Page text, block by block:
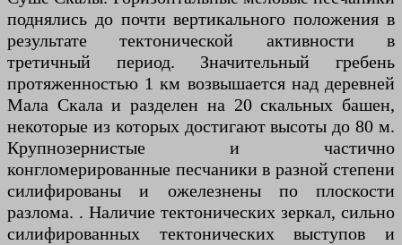
поднялись до почти вертикального положения в
результате тектонической активности в
третичный период. Значительный гребень
протяженностью 1 км возвышается над деревней
Мала Скала и разделен на 20 скальных башен,
некоторые из которых достигают высоты до 80 м.
Крупнозернистые и частично
конгломерированные песчаники в разной степени
силифированы и ожелезнены по плоскости
разлома. . Наличие тектонических зеркал, сильно
силифированных тектонических выступов и